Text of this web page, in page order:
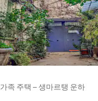
족 주택 – 생마르탱 운하